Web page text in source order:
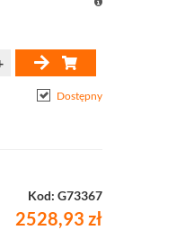
Dostępny
Kod: G73367
2528,93 zł